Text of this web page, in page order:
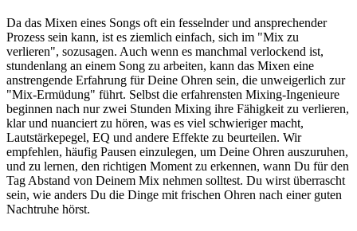
Da das Mixen eines Songs oft ein fesselnder und ansprechender
Prozess sein kann, ist es ziemlich einfach, sich im "Mix zu
verlieren", sozusagen. Auch wenn es manchmal verlockend ist,
stundenlang an einem Song zu arbeiten, kann das Mixen eine
anstrengende Erfahrung für Deine Ohren sein, die unweigerlich zur
"Mix-Ermüdung" führt. Selbst die erfahrensten Mixing-Ingenieure
beginnen nach nur zwei Stunden Mixing ihre Fähigkeit zu verlieren,
klar und nuanciert zu hören, was es viel schwieriger macht,
Lautstärkepegel, EQ und andere Effekte zu beurteilen. Wir
empfehlen, häufig Pausen einzulegen, um Deine Ohren auszuruhen,
und zu lernen, den richtigen Moment zu erkennen, wann Du für den
Tag Abstand von Deinem Mix nehmen solltest. Du wirst überrascht
sein, wie anders Du die Dinge mit frischen Ohren nach einer guten
Nachtruhe hörst.